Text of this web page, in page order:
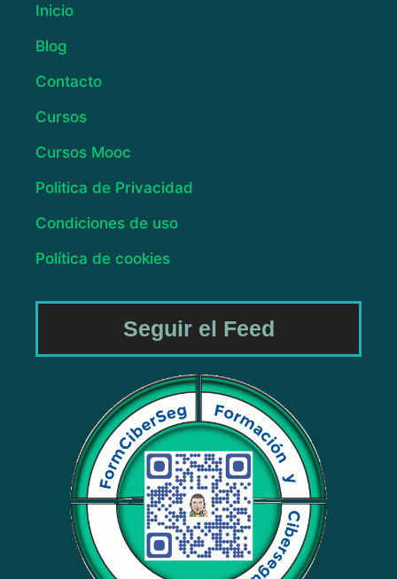
Inicio
Blog
Contacto
Cursos
Cursos Mooc
Politica de Privacidad
Condiciones de uso
Política de cookies
Seguir el Feed